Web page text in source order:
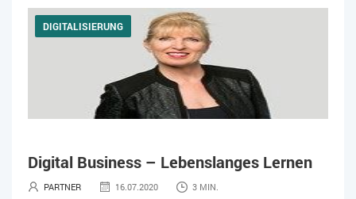
DIGITALISIERUNG
Digital Business – Lebenslanges Lernen
PARTNER 16.07.2020 3 MIN.